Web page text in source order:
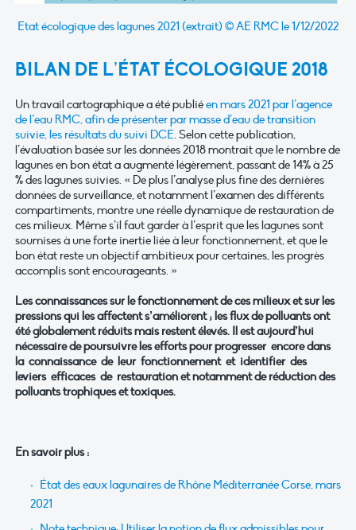
Etat écologique des lagunes 2021 (extrait) © AE RMC le 1/12/2022
BILAN DE L’ÉTAT ÉCOLOGIQUE 2018
Un travail cartographique a été publiéen mars 2021 par l’agence
de l’eau RMC, afin de présenter par masse d’eau de transition
suivie, les résultats du suivi DCE . Selon cette publication,
l’évaluation basée sur les données 2018montrait que lenombrede
lagunesen bonétataaugmentélégèrement, passant de 14% à 25
% des lagunes suivies. « De plus l’analyse plus fine des dernières
données de surveillance, et notamment l’examen des différents
compartiments, montre une réelle dynamique de restauration de
ces milieux. Même s’il faut garder à l’esprit que les lagunes sont
soumises à une forte inertie liée à leur fonctionnement, et que le
bon état reste un objectif ambitieux pour certaines, les progrès
accomplis sont encourageants. »
Les connaissances sur le fonctionnement de ces milieux et sur les
pressions qui les affectent s’améliorent ; les flux de polluants ont
été globalement réduits mais restent élevés. Il est aujourd’hui
nécessaire de poursuivre les efforts pour progresser encore dans
la connaissance de leur fonctionnement et identifier des
leviers efficaces de restauration et notamment de réduction des
polluants trophiques et toxiques.
En savoir plus :
État des eaux lagunaires de Rhône Méditerranée Corse, mars
2021